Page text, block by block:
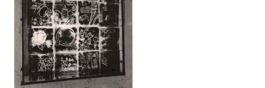
Umbaca,
Incroci di
Voci